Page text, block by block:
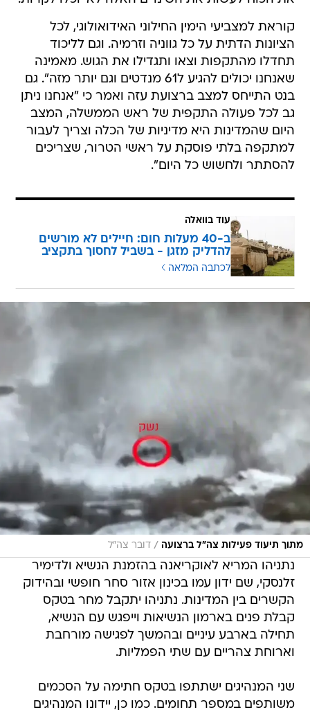
קוראת למצביעי הימין החילוני האידואולוגי, לכל
הציונות הדתית על כל גווניה וזרמיה. וגם לליכוד
תחדלו מהתקפות וצאו ותגדילו את הגוש. מאמינה
שאנחנו יכולים להגיע ל61 מנדטים וגם יותר מזה". גם
בנט התייחס למצב ברצועת עזה ואמר כי "אנחנו ניתן
גב לכל פעולה התקפית של ראש הממשלה, המצב
היום שהמדינות היא מדיניות של הכלה וצריך לעבור
למתקפה בלתי פוסקת על ראשי הטרור, שצריכים
להסתתר ולחשוש כל היום".
עוד בוואלה
ב-40 מעלות חום: חיילים לא מורשים
להדליק מזגן - בשביל לחסוך בתקציב
לכתבה המלאה
מתוך תיעוד פעילות צה"ל ברצועה / דובר צה"ל
נתניהו המריא לאוקריאנה בהזמנת הנשיא ולדימיר
זלנסקי, שם ידון עמו בכינון אזור סחר חופשי ובהידוק
הקשרים בין המדינות. נתניהו יתקבל מחר בטקס
קבלת פנים בארמון הנשיאות וייפגש עם הנשיא,
תחילה בארבע עיניים ובהמשך לפגישה מורחבת
וארוחת צהריים עם שתי הפמליות.
שני המנהיגים ישתתפו בטקס חתימה על הסכמים
משותפים במספר תחומים. כמו כן, יידונו המנהיגים